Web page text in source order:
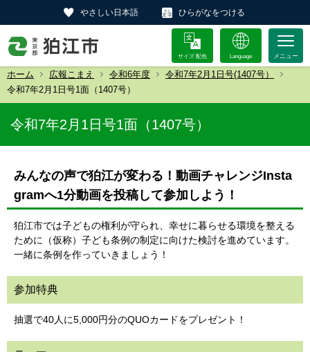
やさしい日本語 ひらがなをつける
サイズ 配色 Language
ホーム 広報こまえ 令和6年度
令和7年2月1日号(1407号）
令和7年2月1日号1面（1407号）
令和7年2月1日号1面（1407号）
みんなの声で狛江が変わる！動画チャレンジInsta
gramへ1分動画を投稿して参加しよう！
狛江市では子どもの権利が守られ、幸せに暮らせる環境を整える
ために（仮称）子ども条例の制定に向けた検討を進めています。
一緒に条例を作っていきましょう！
参加特典
抽選で40人に5,000円分のQUOカードをプレゼント！